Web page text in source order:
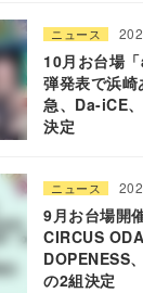
ニュース
10月お台場
弾発表で浜
急、Da-iCE
決定
ニュース
9月お台場開
CIRCUS
DOPENESS
の2組決定